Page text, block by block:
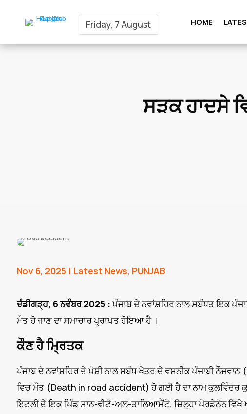
Friday, 7 August HOME
ਸੜਕ ਹਾਦਸੇ
Nov 6, 2025 | Latest News, PUNJAB
ਚੰਡੀਗੜ੍ਹ, 6 ਨਵੰਬਰ 2025 :ਪੰਜਾਬ ਦੇ ਨਵਾਂਸ਼ਹਿਰ ਨਾਲ ਸਬੰਧਤ ਇਕ
ਮੌਤ ਹੋ ਜਾਣ ਦਾ ਸਮਾਚਾਰ ਪ੍ਰਾਪਤ ਹੋਇਆ ਹੈ ।
ਕੌਣ ਹੈ ਮ੍ਰਿਤਕ
ਪੰਜਾਬ ਦੇ ਨਵਾਂਸ਼ਹਿਰ ਦੇ ਪੋਸ਼ੀ ਨਾਲ ਸਬੰਧ ਖੇਤਰ ਦੇ ਵਸਨੀਕ ਪੰਜਾਬੀ
ਵਿਚ ਮੌਤ (Death in road accident) ਹੋ ਗਈ ਹੈ ਦਾ ਨਾਮ ਕੁਲਵਿੰਦਰ
ਇਟਲੀ ਦੇ ਇਕ ਪਿੰਡ ਸਾਨ-ਵੀਟੋ-ਅਲ-ਤਾਲਿਆਮੈਂਟੋ, ਜ਼ਿਲ੍ਹਾ ਪੋਰਡੇਨੋਨ ਵਿਖੇ